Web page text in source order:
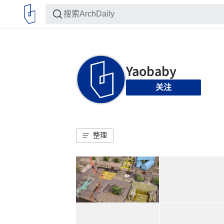
关注
整理